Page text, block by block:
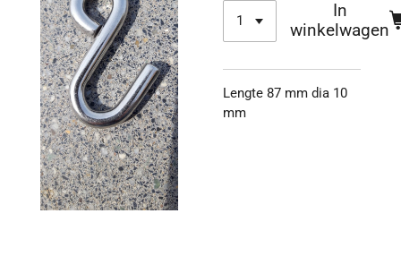
In
winkelwagen
Lengte 87 mm dia 10
mm